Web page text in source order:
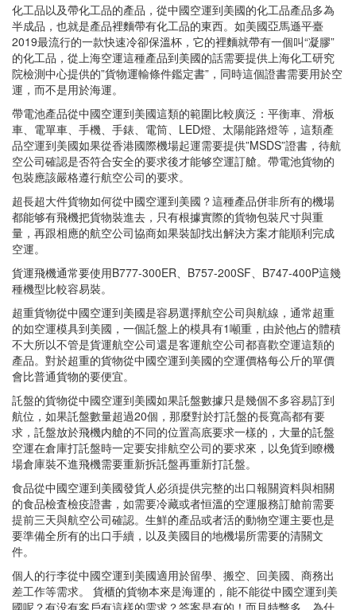
化工品以及帶化工品的產品，從中國空運到美國的化工品產品多為
半成品，也就是產品裡麵帶有化工品的東西。如美國亞馬遜平臺
2019最流行的一款快速冷卻保溫杯，它的裡麵就帶有一個叫“凝膠”
的化工品，從上海空運這種產品到美國的話需要提供上海化工研究
院檢測中心提供的”貨物運輸條件鑑定書”，同時這個證書需要用於空
運，而不是用於海運。
帶電池產品從中國空運到美國這類的範圍比較廣泛：平衡車、滑板
車、電單車、手機、手錶、電筒、LED燈、太陽能路燈等，這類產
品空運到美國如果從香港國際機場起運需要提供”MSDS”證書，待航
空公司確認是否符合安全的要求後才能够空運訂艙。帶電池貨物的
包裝應該嚴格遵行航空公司的要求。
超長超大件貨物如何從中國空運到美國？這種產品併非所有的機場
都能够有飛機把貨物裝進去，只有根據實際的貨物包裝尺寸與重
量，再跟相應的航空公司協商如果裝缷找出解決方案才能順利完成
空運。
貨運飛機通常要使用B777-300ER、B757-200SF、B747-400P這幾
種機型比較容易裝。
超重貨物從中國空運到美國是容易選擇航空公司與航線，通常超重
的如空運模具到美國，一個託盤上的模具有1噸重，由於他占的體積
不大所以不管是貨運航空公司還是客運航空公司都喜歡空運這類的
產品。對於超重的貨物從中國空運到美國的空運價格每公斤的單價
會比普通貨物的要便宜。
託盤的貨物從中國空運到美國如果託盤數據只是幾個不多容易訂到
航位，如果託盤數量超過20個，那麼對於打託盤的長寬高都有要
求，託盤放於飛機内艙的不同的位置高底要求一樣的，大量的託盤
空運在倉庫打託盤時一定要安排航空公司的要求來，以免貨到瞭機
場倉庫裝不進飛機需要重新拆託盤再重新打託盤。
食品從中國空運到美國發貨人必須提供完整的出口報關資料與相關
的食品檢査檢疫證書，如需要冷藏或者恒溫的空運服務訂艙前需要
提前三天與航空公司確認。生鮮的產品或者活的動物空運主要也是
要準備全所有的出口手續，以及美國目的地機場所需要的清關文
件。
個人的行李從中國空運到美國適用於留學、搬空、回美國、商務出
差工作等需求。 貨櫃的貨物本來是海運的，能不能從中國空運到美